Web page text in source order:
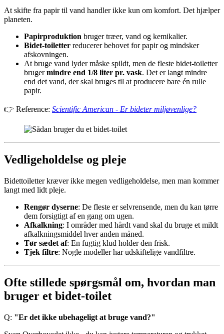
At skifte fra papir til vand handler ikke kun om komfort. Det hjælper
planeten.
Papirproduktion bruger træer, vand og kemikalier.
Bidet-toiletter reducerer behovet for papir og mindsker
afskovningen.
At bruge vand lyder måske spildt, men de fleste bidet-toiletter
brugermindre end 1/8 liter pr. vask. Det er langt mindre
end det vand, der skal bruges til at producere bare én rulle
papir.
👉 Reference: Scientific American - Er bideter miljøvenlige?
Vedligeholdelse og pleje
Bidettoiletter kræver ikke megen vedligeholdelse, men man kommer
langt med lidt pleje.
Rengør dyserne: De fleste er selvrensende, men du kan tørre
dem forsigtigt af en gang om ugen.
Afkalkning: I områder med hårdt vand skal du bruge et mildt
afkalkningsmiddel hver anden måned.
Tør sædet af: En fugtig klud holder den frisk.
Tjek filtre: Nogle modeller har udskiftelige vandfiltre.
Ofte stillede spørgsmål om, hvordan man
bruger et bidet-toilet
Q: "Er det ikke ubehageligt at bruge vand?"